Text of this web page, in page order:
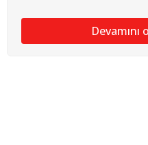
Devamını